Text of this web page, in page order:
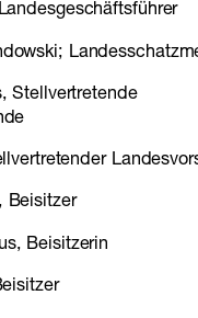
Stellvertretende
Beisitzer
Beisitzerin